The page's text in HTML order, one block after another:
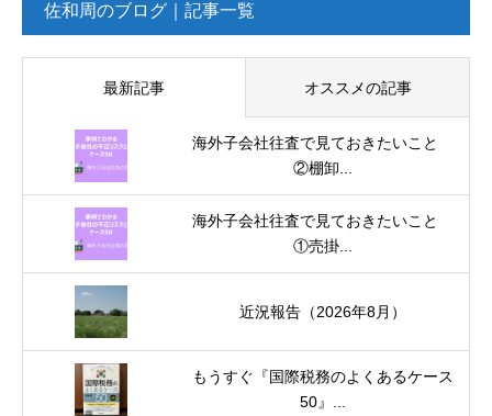
佐和周のブログ｜記事一覧
最新記事 オススメの記事
海外子会社往査で見ておきたいこと
②棚卸...
海外子会社往査で見ておきたいこと
①売掛...
近況報告（2026年8月）
もうすぐ『国際税務のよくあるケース
50』...